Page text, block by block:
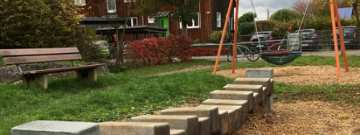
Blog
Partner
Kontakt